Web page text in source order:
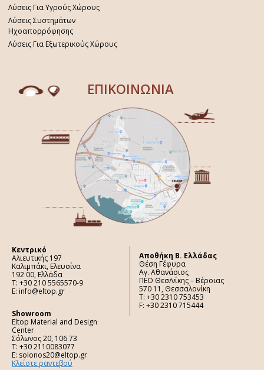
Λύσεις Για Υγρούς Χώρους
Λύσεις Συστημάτων
Ηχοαπορρόφησης
Λύσεις Για Εξωτερικούς Χώρους
ΕΠΙΚΟΙΝΩΝΙΑ
Κεντρικό
Αλιευτικής 197
Καλιμπάκι, Ελευσίνα
192 00, Ελλάδα
Τ: +30 210 5565570-9
E: info@eltop.gr
Showroom
Eltop Material and Design
Center
Σόλωνος 20, 106 73
Τ: +30 2110083077
E: solonos20@eltop.gr
Κλείστε ραντεβού
Aποθήκη Β. Ελλάδας
Θέση Γέφυρα
Αγ. Αθανάσιος
ΠΕΟ Θεσ/νίκης – Βέροιας
570 11, Θεσσαλονίκη
Τ: +30 2310 753453
F: +30 2310 715444